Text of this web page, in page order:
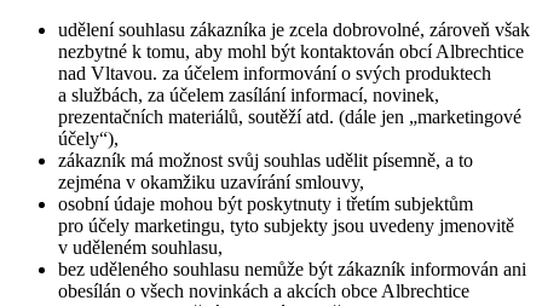
udělení souhlasu zákazníka je zcela dobrovolné, zároveň však
nezbytné k tomu, aby mohl být kontaktován obcí Albrechtice
nad Vltavou. za účelem informování o svých produktech
a službách, za účelem zasílání informací, novinek,
prezentačních materiálů, soutěží atd. (dále jen „marketingové
účely“),
zákazník má možnost svůj souhlas udělit písemně, a to
zejména v okamžiku uzavírání smlouvy,
osobní údaje mohou být poskytnuty i třetím subjektům
pro účely marketingu, tyto subjekty jsou uvedeny jmenovitě
v uděleném souhlasu,
bez uděleného souhlasu nemůže být zákazník informován ani
obesílán o všech novinkách a akcích obce Albrechtice